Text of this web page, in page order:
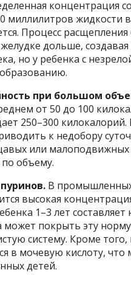
концентрация
миллилитров жидкости
Процесс
дольше,
но у ребенка с
при большом
от 50 до 100
250–300
к недобору
или
объему.
В
высокая
1–3 лет
может покрыть эту
систему. Кроме
в мочевую кислоту,
детей.